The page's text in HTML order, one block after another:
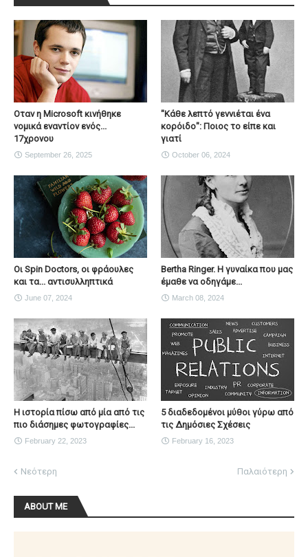
Οταν η Microsoft κινήθηκε
νομικά εναντίον ενός...
17χρονου
September 26, 2025
"Κάθε λεπτό γεννιέται ένα
κορόιδο": Ποιος το είπε και
γιατί
October 06, 2024
Οι Spin Doctors, οι φράουλες
και τα... αντισυλληπτικά
June 07, 2024
Bertha Ringer. Η γυναίκα που μας
έμαθε να οδηγάμε...
March 08, 2024
Η ιστορία πίσω από μία από τις
πιο διάσημες φωτογραφίες...
February 22, 2023
5 διαδεδομένοι μύθοι γύρω από
τις Δημόσιες Σχέσεις
February 16, 2023
Νεότερη Παλαιότερη
ABOUT ME